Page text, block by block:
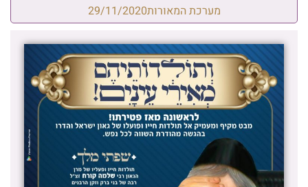
מערכת המאורות29/11/2020